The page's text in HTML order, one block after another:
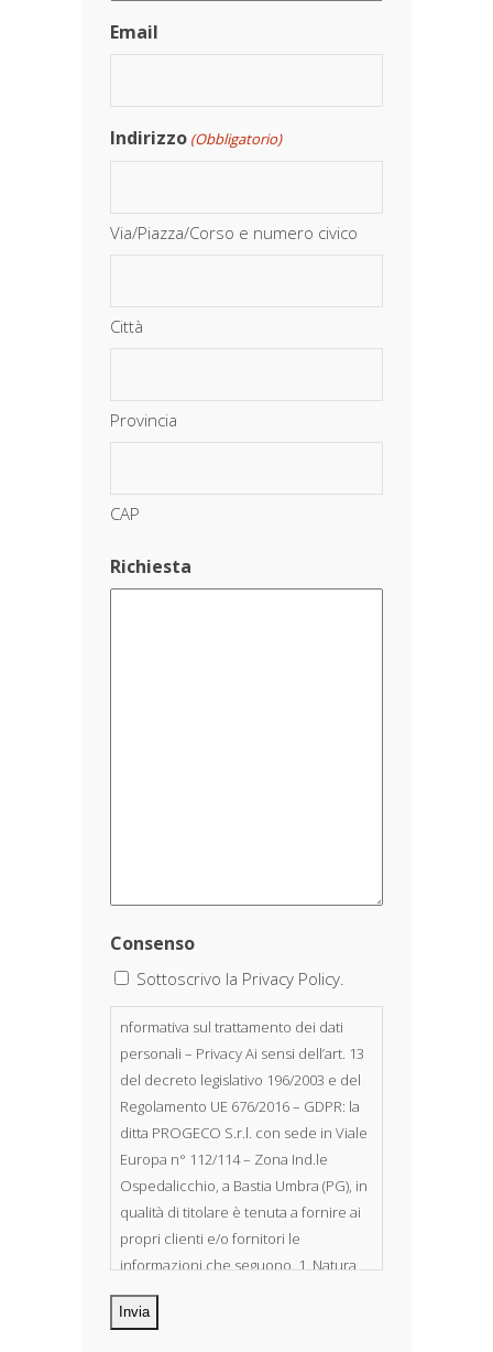
Email
Indirizzo (Obbligatorio)
Via/Piazza/Corso e numero civico
Città
Provincia
CAP
Richiesta
Consenso
Sottoscrivo la Privacy Policy.
nformativa sul trattamento dei dati
personali – Privacy Ai sensi dell’art. 13
del decreto legislativo 196/2003 e del
Regolamento UE 676/2016 – GDPR: la
ditta PROGECO S.r.l. con sede in Viale
Europa n° 112/114 – Zona Ind.le
Ospedalicchio, a Bastia Umbra (PG), in
qualità di titolare è tenuta a fornire ai
propri clienti e/o fornitori le
informazioni che seguono. 1. Natura
dei dati personali Costituiscono
oggetto di trattamento i Suoi dati